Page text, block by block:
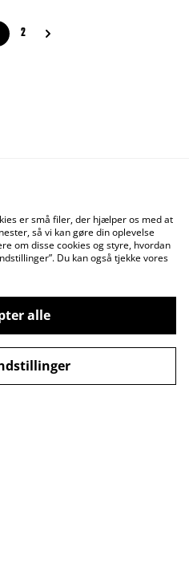
2
Åbningstider
Fortrolighedspolitik
er små filer, der hjælper os med at
så vi kan gøre din oplevelse
om disse cookies og styre, hvordan
Du kan også tjekke vores
alle